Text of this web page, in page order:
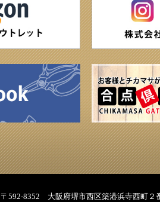
〒592-8352 大阪府堺市西区築港浜寺西町２